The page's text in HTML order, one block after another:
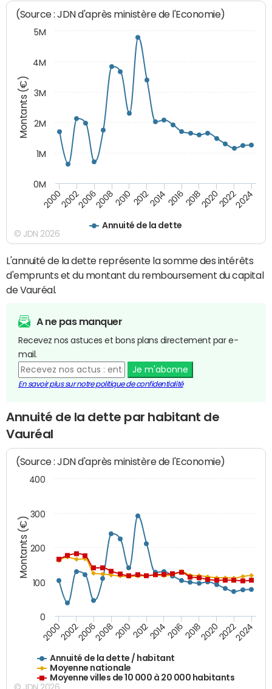
Montants (€)
(Source : JDN d'après ministère de l'Economie)
Annuité de la dette
20002002200620082010 2012201420162018202020222024
0M
1M
2M
3M
4M
5M
© JDN 2026
L'annuité de la dette représente la somme des intérêts
d'emprunts et du montant du remboursement du capital
de Vauréal.
A ne pas manquer
Recevez nos astuces et bons plans directement par e-
mail.
Je m'abonne
En savoir plus sur notre politique de confidentialité
Annuité de la dette par habitant de
Vauréal
Montants (€)
(Source : JDN d'après ministère de l'Economie)
Annuité de la dette / habitant
Moyenne nationale
Moyenne villes de 10 000 à 20 000 habitants
200020022006200820102012201420162018202020222024
0
100
200
300
400
© JDN 2026